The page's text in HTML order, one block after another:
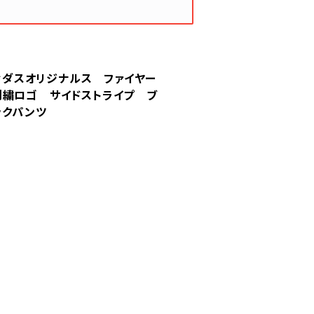
スオリジナルス ファイヤー
ロゴ サイドストライプ ブ
パンツ